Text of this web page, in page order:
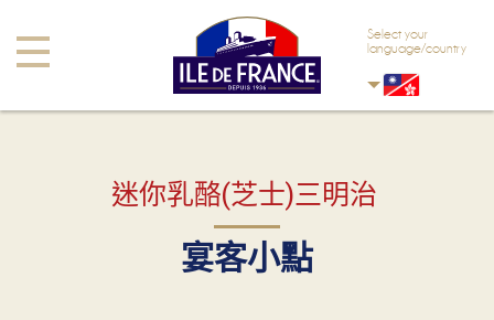
Toggle
navigation
Select your
language/country
迷你乳酪(芝士)三明治
宴客小點